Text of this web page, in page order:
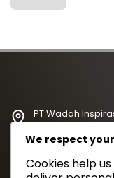
PT Wadah
We respect
Cookies help